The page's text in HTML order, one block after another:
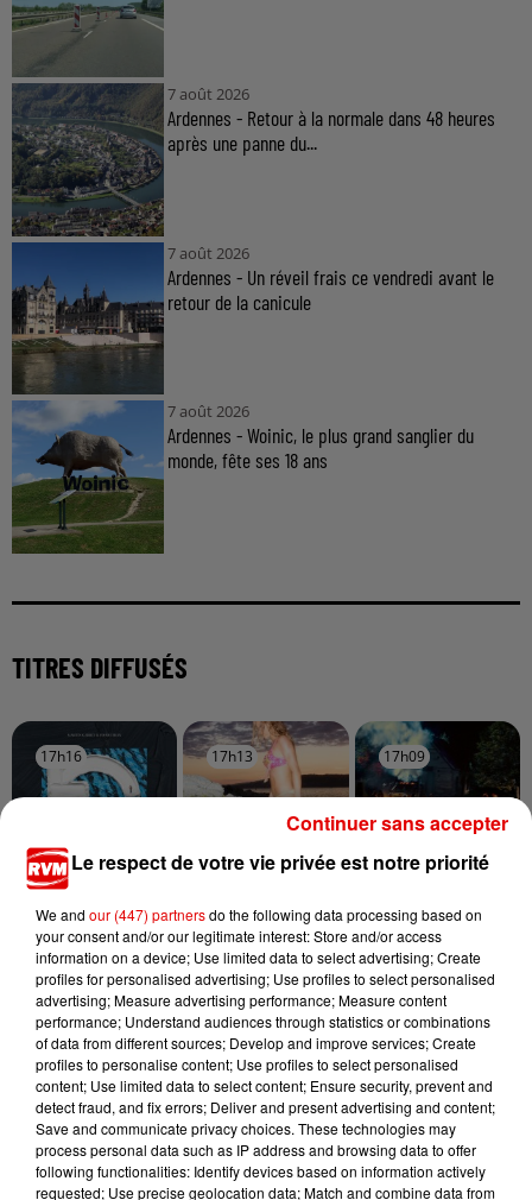
7 août 2026
Ardennes - Retour à la normale dans 48 heures
après une panne du...
7 août 2026
Ardennes - Un réveil frais ce vendredi avant le
retour de la canicule
7 août 2026
Ardennes - Woinic, le plus grand sanglier du
monde, fête ses 18 ans
TITRES DIFFUSÉS
17h16
17h16
MARTIN GARRIX & ED
SHEERAN
Repeat It
17h13
17h13
EVA
Sur La Piste
17h09
17h09
TAME IMPALA & JENNIE
Dracula
Le respect de votre vie privée est notre priorité
We and our (447) partnersdo the following data processing based on
your consent and/or our legitimate interest: Store and/or access
information on a device; Use limited data to select advertising; Create
profiles for personalised advertising; Use profiles to select personalised
advertising; Measure advertising performance; Measure content
performance; Understand audiences through statistics or combinations
of data from different sources; Develop and improve services; Create
profiles to personalise content; Use profiles to select personalised
content; Use limited data to select content; Ensure security, prevent and
detect fraud, and fix errors; Deliver and present advertising and content;
Save and communicate privacy choices. These technologies may
process personal data such as IP address and browsing data to offer
following functionalities: Identify devices based on information actively
requested; Use precise geolocation data; Match and combine data from
Continuer sans accepter